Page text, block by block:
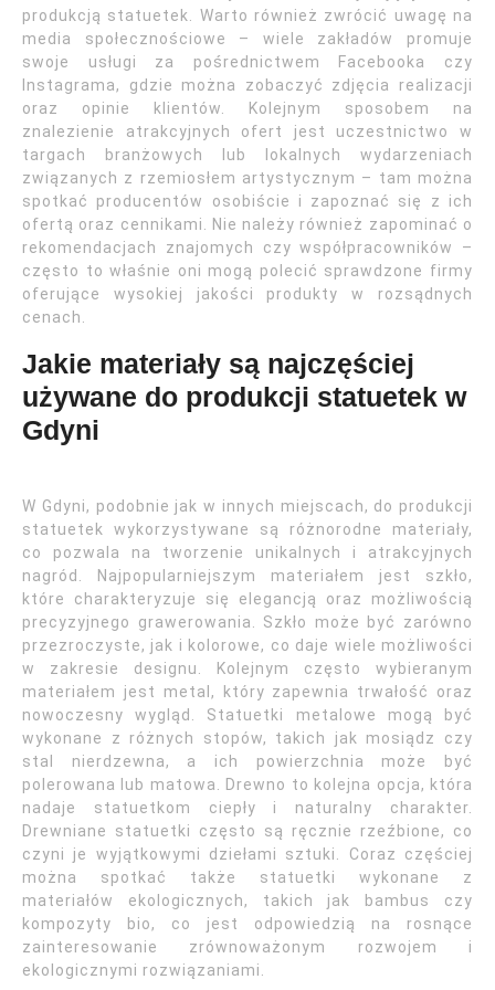
produkcją statuetek. Warto również zwrócić uwagę na
media społecznościowe – wiele zakładów promuje
swoje usługi za pośrednictwem Facebooka czy
Instagrama, gdzie można zobaczyć zdjęcia realizacji
oraz opinie klientów. Kolejnym sposobem na
znalezienie atrakcyjnych ofert jest uczestnictwo w
targach branżowych lub lokalnych wydarzeniach
związanych z rzemiosłem artystycznym – tam można
spotkać producentów osobiście i zapoznać się z ich
ofertą oraz cennikami. Nie należy również zapominać o
rekomendacjach znajomych czy współpracowników –
często to właśnie oni mogą polecić sprawdzone firmy
oferujące wysokiej jakości produkty w rozsądnych
cenach.
Jakie materiały są najczęściej
używane do produkcji statuetek w
Gdyni
W Gdyni, podobnie jak w innych miejscach, do produkcji
statuetek wykorzystywane są różnorodne materiały,
co pozwala na tworzenie unikalnych i atrakcyjnych
nagród. Najpopularniejszym materiałem jest szkło,
które charakteryzuje się elegancją oraz możliwością
precyzyjnego grawerowania. Szkło może być zarówno
przezroczyste, jak i kolorowe, co daje wiele możliwości
w zakresie designu. Kolejnym często wybieranym
materiałem jest metal, który zapewnia trwałość oraz
nowoczesny wygląd. Statuetki metalowe mogą być
wykonane z różnych stopów, takich jak mosiądz czy
stal nierdzewna, a ich powierzchnia może być
polerowana lub matowa. Drewno to kolejna opcja, która
nadaje statuetkom ciepły i naturalny charakter.
Drewniane statuetki często są ręcznie rzeźbione, co
czyni je wyjątkowymi dziełami sztuki. Coraz częściej
można spotkać także statuetki wykonane z
materiałów ekologicznych, takich jak bambus czy
kompozyty bio, co jest odpowiedzią na rosnące
zainteresowanie zrównoważonym rozwojem i
ekologicznymi rozwiązaniami.